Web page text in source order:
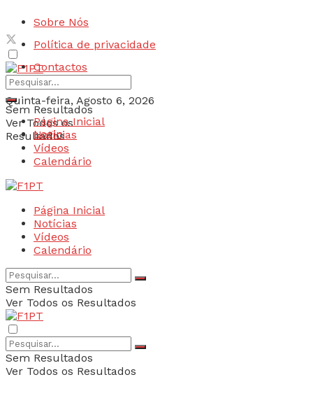
Sobre Nós
Política de privacidade
Contactos
Quinta-feira, Agosto 6, 2026
Login
Sem Resultados
Ver Todos os
Resultados
Página Inicial
Notícias
Vídeos
Calendário
Página Inicial
Notícias
Vídeos
Calendário
Sem Resultados
Ver Todos os Resultados
Sem Resultados
Ver Todos os Resultados